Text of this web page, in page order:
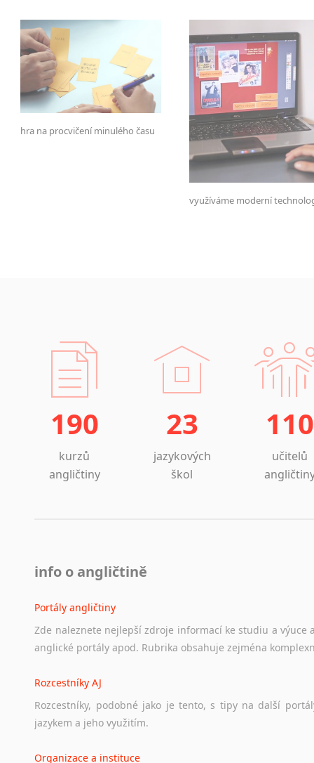
hra na procvičení minulého času
využíváme moderní
190
kurzů
angličtiny
23
jazykových
škol
110
učitelů
info o angličtině
Portály angličtiny
Zde naleznete nejlepší zdroje informací ke studiu a výuce
anglické portály apod. Rubrika obsahuje zejména
Rozcestníky AJ
Rozcestníky, podobné jako je tento, s tipy na další
jazykem a jeho využitím.
Organizace a instituce